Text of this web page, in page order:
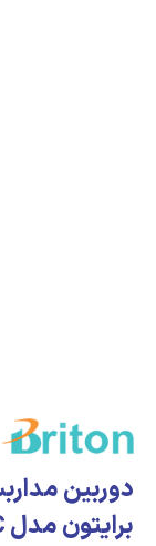
برایتون مدل BITO-72B72-TMSC